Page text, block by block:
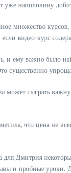
наполовину
множество
видео-курс
и ему важно было
существенно
может сыграть
что цена не
Дмитрия
и пробные уроки.